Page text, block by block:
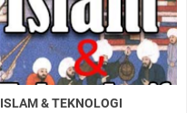
ISLAM & TEKNOLOGI